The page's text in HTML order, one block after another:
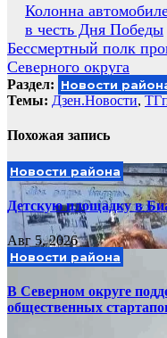
Навигация
по
записям
Колонна
в честь Дня Победы
Бессмертный полк
Северного округа
Раздел: Новости
Темы: Дзен.Новости,
Похожая запись
Новости района
Детскую площадку в
Авг 5, 2026
Новости района
В Северном округе
общественных